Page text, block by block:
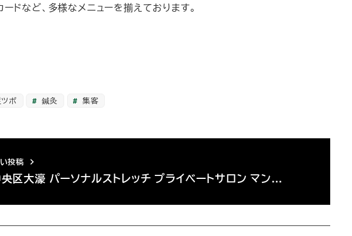
ドなど、多様なメニューを揃えております。
ボ 鍼灸 集客
投稿
央区大濠 パーソナルストレッチ プライベートサロン マン…